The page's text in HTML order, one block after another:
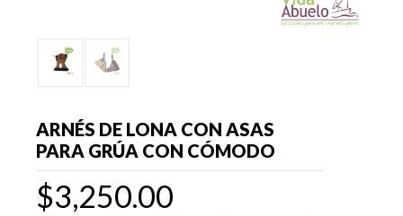
ARNÉS DE LONA CON ASAS
PARA GRÚA CON CÓMODO
$3,250.00